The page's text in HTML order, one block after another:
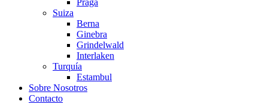
Suiza
Berna
Ginebra
Grindelwald
Interlaken
Turquía
Estambul
Sobre Nosotros
Contacto